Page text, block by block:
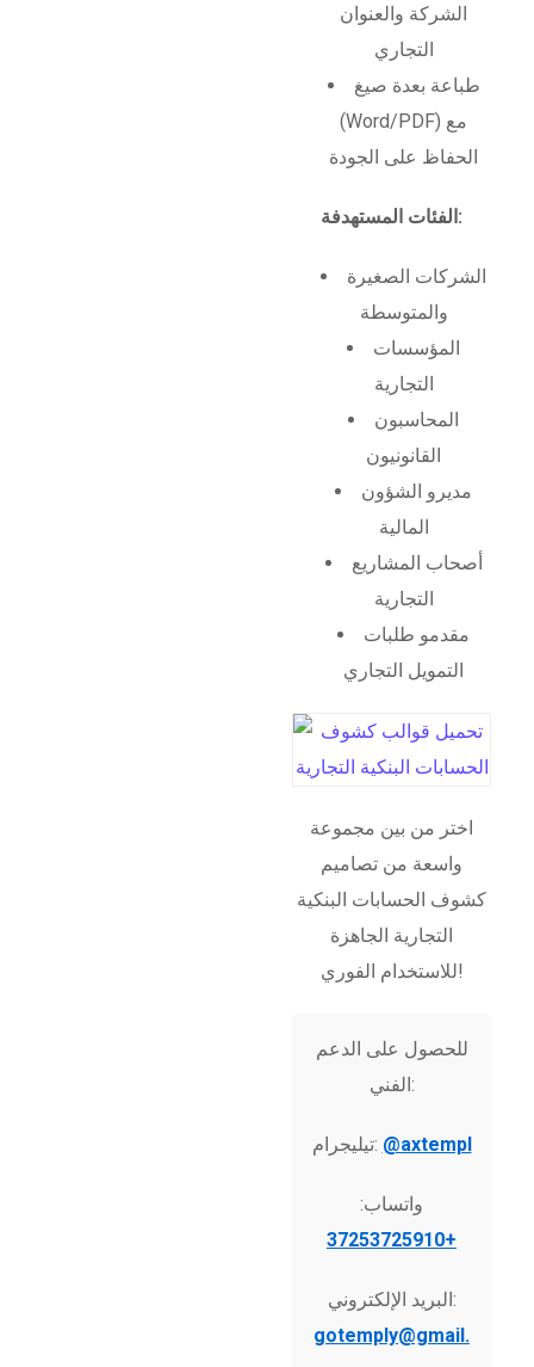
الشركة والعنوان
التجاري
طباعة بعدة صيغ
(Word/PDF) مع
الحفاظ على الجودة
الفئات المستهدفة:
الشركات الصغيرة
والمتوسطة
المؤسسات
التجارية
المحاسبون
القانونيون
مديرو الشؤون
المالية
أصحاب المشاريع
التجارية
مقدمو طلبات
التمويل التجاري
اختر من بين مجموعة
واسعة من تصاميم
كشوف الحسابات البنكية
التجارية الجاهزة
للاستخدام الفوري!
للحصول على الدعم
الفني:
تيليجرام: @axtempl
واتساب:
+37253725910
البريد الإلكتروني:
gotemply@gmail.